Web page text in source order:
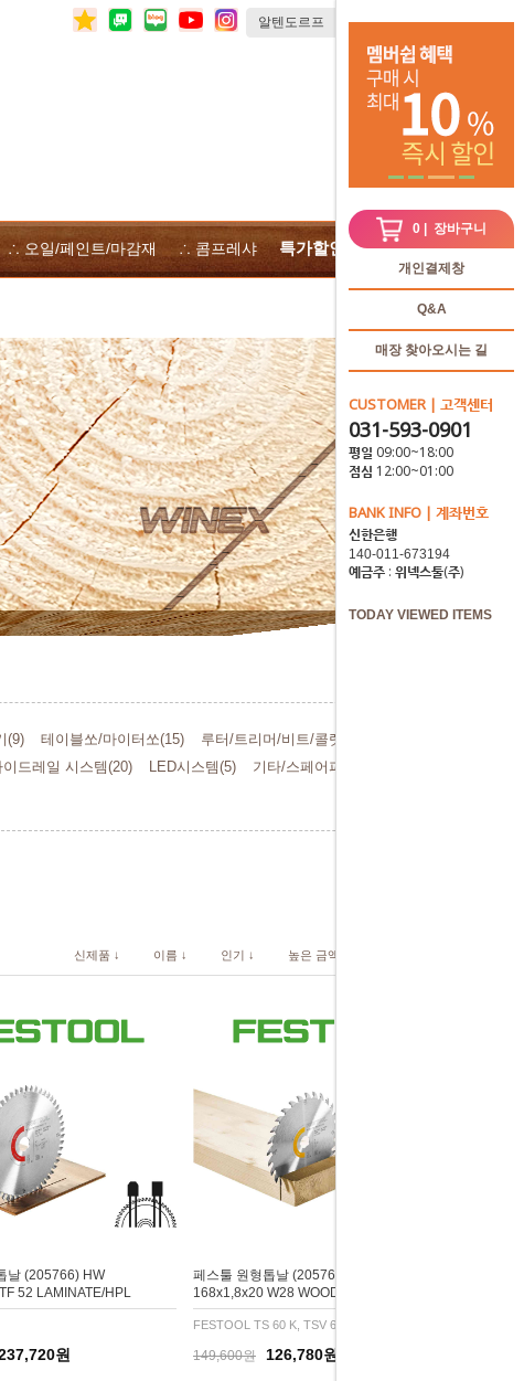
∴ 오일/페인트/마감재 ∴ 콤프레샤 특가할인 ∴전체상품
0 | 장바구니
개인결제창
Q&A
매장 찾아오시는 길
CUSTOMER | 고객센터
031-593-0901
평일 09:00~18:00
점심 12:00~01:00
BANK INFO | 계좌번호
신한은행
예금주 : 위넥스툴(주)
TODAY VIEWED ITEMS
(9) 테이블쏘/마이터쏘(15)
루터/트리머/비트/콜렛(26)
이드레일 시스템(20) LED시스템(5)
기타/스페어파트(6)
신제품 ↓ 이름 ↓ 인기 ↓ 높은 금액 ↓
날 (205766) HW
52 LAMINATE/HPL
원
페스툴 원형톱날 (205764) HW
168x1,8x20 W28 WOOD UNIVERSAL
FESTOOL TS 60 K, TSV 60 K, CSC SYS 50
149,600원 126,780원